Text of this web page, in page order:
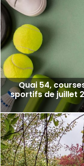
Quai 54,
sportifs de juillet